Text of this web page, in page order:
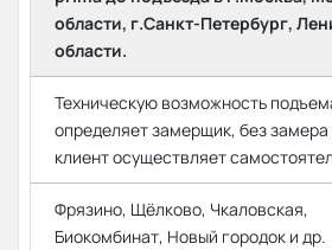
области, г.Санкт-Петербург,
области.
Техническую возможность
определяет замерщик, без
клиент осуществляет
Фрязино, Щёлково, Чкаловская,
Биокомбинат, Новый городок и др.